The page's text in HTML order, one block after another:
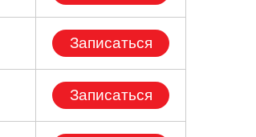
Записаться
Записаться